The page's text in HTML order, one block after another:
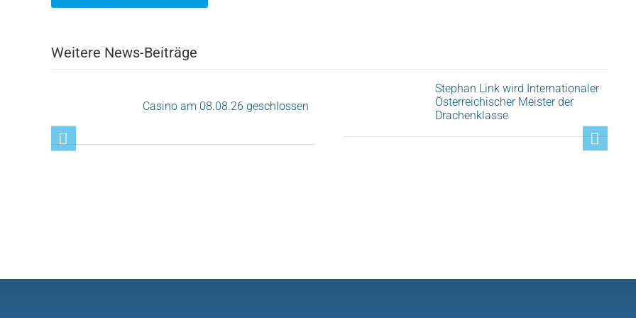
Weitere News-Beiträge
Casino am 08.08.26 geschlossen
Stephan Link wird Internationaler
Österreichischer Meister der
Drachenklasse